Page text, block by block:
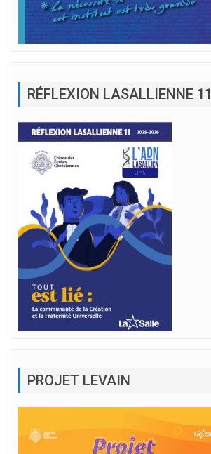
RÉFLEXION LASALLIENNE 11
PROJET LEVAIN